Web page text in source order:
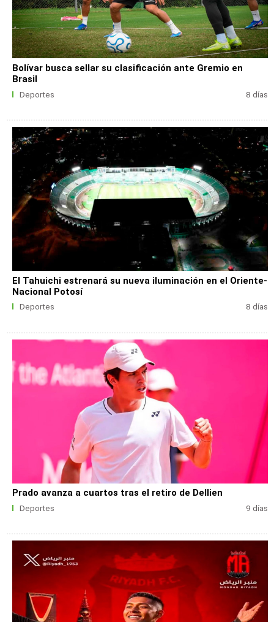
Bolívar busca sellar su clasificación ante Gremio en
Brasil
Deportes 8 días
El Tahuichi estrenará su nueva iluminación en el Oriente-
Nacional Potosí
Deportes 8 días
Prado avanza a cuartos tras el retiro de Dellien
Deportes 9 días